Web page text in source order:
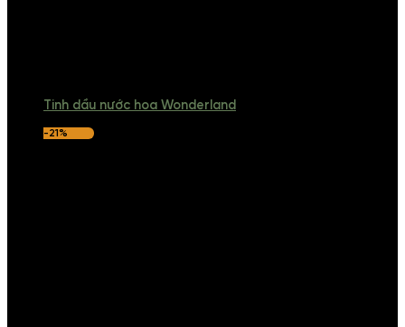
Tinh dầu nước hoa Wonderland
-21%